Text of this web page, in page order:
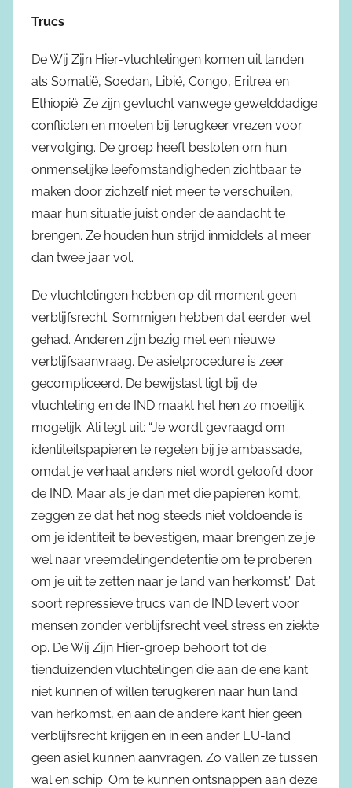
Trucs
De Wij Zijn Hier-vluchtelingen komen uit landen
als Somalië, Soedan, Libië, Congo, Eritrea en
Ethiopië. Ze zijn gevlucht vanwege gewelddadige
conflicten en moeten bij terugkeer vrezen voor
vervolging. De groep heeft besloten om hun
onmenselijke leefomstandigheden zichtbaar te
maken door zichzelf niet meer te verschuilen,
maar hun situatie juist onder de aandacht te
brengen. Ze houden hun strijd inmiddels al meer
dan twee jaar vol.
De vluchtelingen hebben op dit moment geen
verblijfsrecht. Sommigen hebben dat eerder wel
gehad. Anderen zijn bezig met een nieuwe
verblijfsaanvraag. De asielprocedure is zeer
gecompliceerd. De bewijslast ligt bij de
vluchteling en de IND maakt het hen zo moeilijk
mogelijk. Ali legt uit: “Je wordt gevraagd om
identiteitspapieren te regelen bij je ambassade,
omdat je verhaal anders niet wordt geloofd door
de IND. Maar als je dan met die papieren komt,
zeggen ze dat het nog steeds niet voldoende is
om je identiteit te bevestigen, maar brengen ze je
wel naar vreemdelingendetentie om te proberen
om je uit te zetten naar je land van herkomst.” Dat
soort repressieve trucs van de IND levert voor
mensen zonder verblijfsrecht veel stress en ziekte
op. De Wij Zijn Hier-groep behoort tot de
tienduizenden vluchtelingen die aan de ene kant
niet kunnen of willen terugkeren naar hun land
van herkomst, en aan de andere kant hier geen
verblijfsrecht krijgen en in een ander EU-land
geen asiel kunnen aanvragen. Zo vallen ze tussen
wal en schip. Om te kunnen ontsnappen aan deze